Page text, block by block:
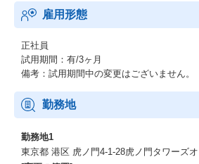
雇用形態
正社員
試用期間：有/3ヶ月
備考：試用期間中の変更はございません。
勤務地
勤務地1
東京都 港区 虎ノ門4-1-28虎ノ門タワーズ